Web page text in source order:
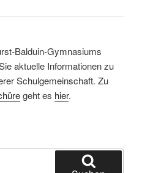
Balduin-Gymnasiums
aktuelle Informationen zu
Schulgemeinschaft. Zu
geht es hier.